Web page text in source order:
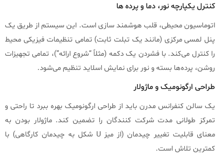
کنترل یکپارچه نور، دما و پرده‌ ها
اتوماسیون محیطی، قلب هوشمند سازی است. این سیستم از طریق یک
پنل لمسی مرکزی (مانند یک تبلت ثابت) تمامی تنظیمات فیزیکی محیط
را کنترل می‌کند. با فشردن یک دکمه (مثلاً “شروع ارائه”)، تمامی تجهیزات
روشن، پرده‌ها بسته و نور برای نمایش اسلاید تنظیم می‌شود.
طراحی ارگونومیک و ماژولار
یک سالن کنفرانس مدرن باید از طراحی ارگونومیک بهره ببرد تا راحتی و
تمرکز طولانی‌ مدت شرکت‌ کنندگان را تضمین کند. ماژولار بودن به
معنای قابلیت تغییر چیدمان (از میز U شکل به چیدمان کارگاهی) با
کمترین تلاش است.